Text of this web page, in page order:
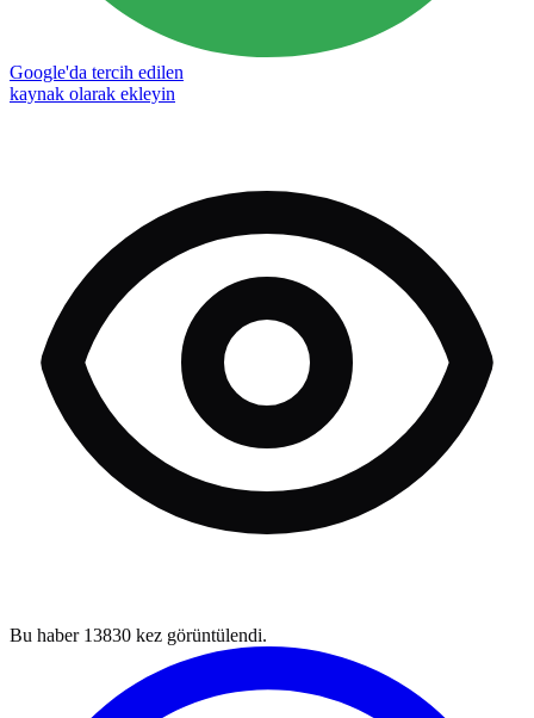
Google'da tercih edilen
kaynak olarak ekleyin
Bu haber 13830 kez görüntülendi.